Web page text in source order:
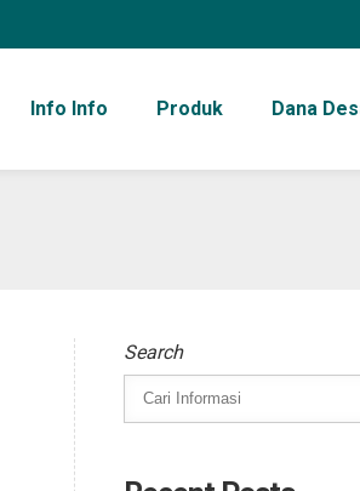
Info Info Produk Dana
Search